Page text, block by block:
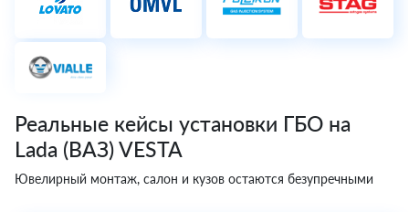
Реальные кейсы установки ГБО на
Lada (ВАЗ) VESTA
Ювелирный монтаж, салон и кузов остаются безупречными